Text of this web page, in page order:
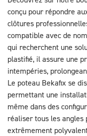
conçu pour répondre
clôtures
compatible avec de
qui recherchent une
plastifié, il assure une
intempéries,
Le poteau Bekafix se
permettant une
même dans des
réaliser tous les angles
extrêmement